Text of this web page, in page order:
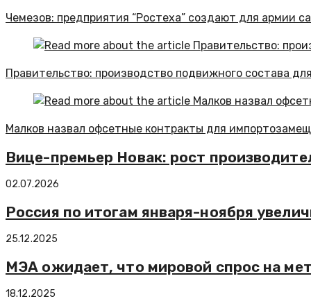
Чемезов: предприятия “Ростеха” создают для армии
Правительство: производство подвижного состава
Малков назвал офсетные контракты для
Вице-премьер Новак: рост
02.07.2026
Россия по итогам января-ноября
25.12.2025
МЭА ожидает, что мировой спрос на
18.12.2025